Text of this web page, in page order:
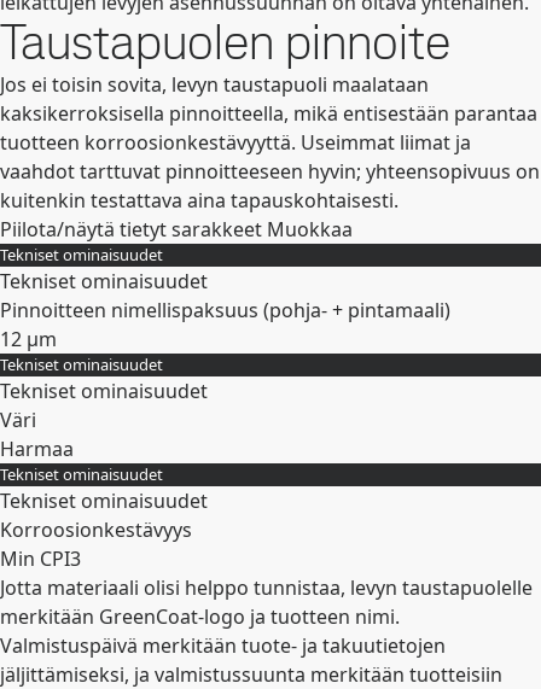
Taustapuolen pinnoite
Jos ei toisin sovita, levyn taustapuoli maalataan
kaksikerroksisella pinnoitteella, mikä entisestään parantaa
tuotteen korroosionkestävyyttä. Useimmat liimat ja
vaahdot tarttuvat pinnoitteeseen hyvin; yhteensopivuus on
kuitenkin testattava aina tapauskohtaisesti.
Piilota/näytä tietyt sarakkeet Muokkaa
Tekniset ominaisuudet
Tekniset ominaisuudet
Pinnoitteen nimellispaksuus (pohja- + pintamaali)
12 µm
Laajenna
Tekniset ominaisuudet
Tekniset ominaisuudet
Väri
Harmaa
Laajenna
Tekniset ominaisuudet
Tekniset ominaisuudet
Korroosionkestävyys
Min CPI3
Laajenna
Jotta materiaali olisi helppo tunnistaa, levyn taustapuolelle
merkitään GreenCoat-logo ja tuotteen nimi.
Valmistuspäivä merkitään tuote- ja takuutietojen
jäljittämiseksi, ja valmistussuunta merkitään tuotteisiin